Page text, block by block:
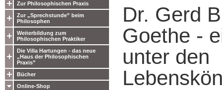
Zur Philosophischen Praxis
Zur „Sprechstunde” beim
Philosophen
Weiterbildung zum
Philosophischen Praktiker
Die Villa Hartungen - das neue
„Haus der Philosophischen
Praxis”
Bücher
Online-Shop
Dr. Gerd
Goethe -
unter den